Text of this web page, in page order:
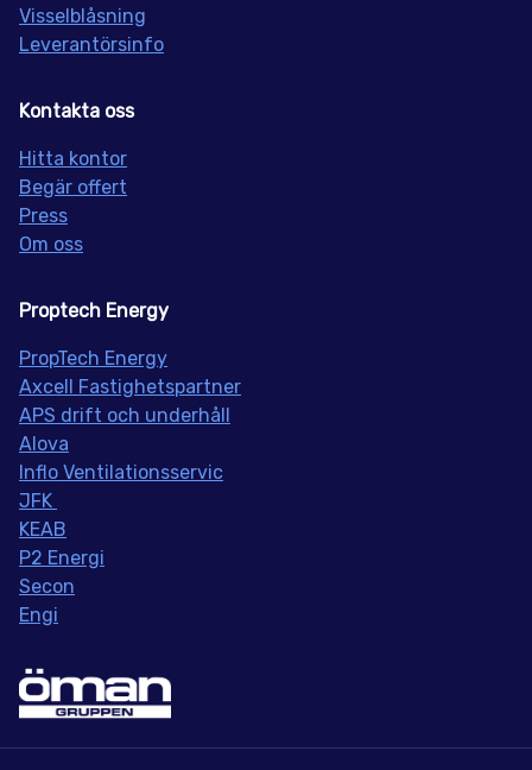
Visselblåsning
Leverantörsinfo
Kontakta oss
Hitta kontor
Begär offert
Press
Om oss
Proptech Energy
PropTech Energy
Axcell Fastighetspartner
APS drift och underhåll
Alova
Inflo Ventilationsservic
JFK
KEAB
P2 Energi
Secon
Engi